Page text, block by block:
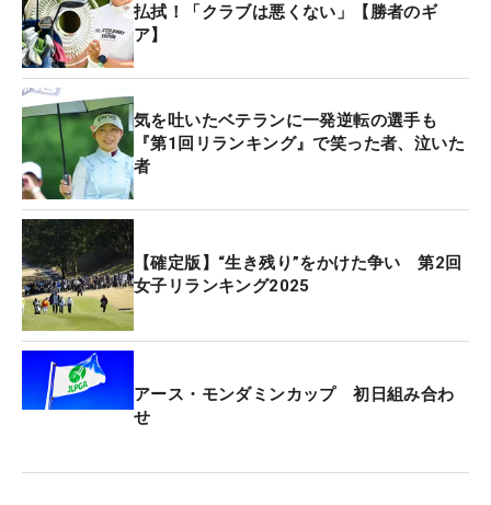
払拭！「クラブは悪くない」【勝者のギ
ア】
気を吐いたベテランに一発逆転の選手も
『第1回リランキング』で笑った者、泣いた
者
【確定版】“生き残り”をかけた争い 第2回
女子リランキング2025
アース・モンダミンカップ 初日組み合わ
せ